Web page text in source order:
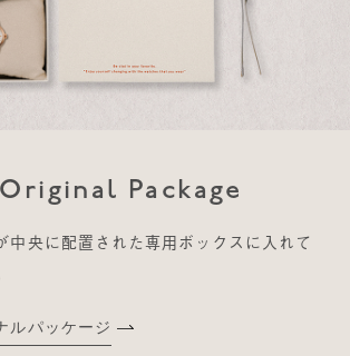
Package
中央に配置された専用ボックスに入れて
ルパッケージ